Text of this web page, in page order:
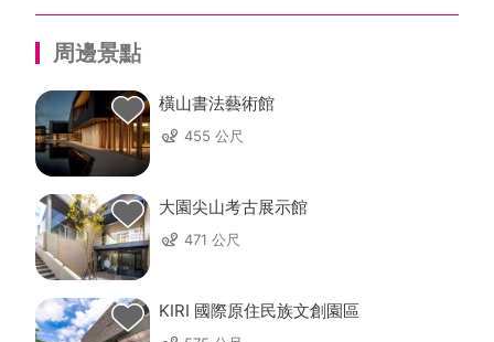
周邊景點
橫山書法藝術館
455 公尺
大園尖山考古展示館
471 公尺
KIRI 國際原住民族文創園區